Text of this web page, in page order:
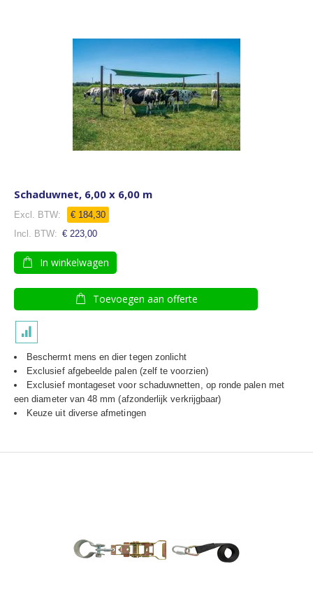
Schaduwnet, 6,00 x 6,00 m
€ 184,30
€ 223,00
In winkelwagen
Toevoegen aan offerte
Beschermt mens en dier tegen zonlicht
Exclusief afgebeelde palen (zelf te voorzien)
Exclusief montageset voor schaduwnetten, op ronde palen met
een diameter van 48 mm (afzonderlijk verkrijgbaar)
Keuze uit diverse afmetingen